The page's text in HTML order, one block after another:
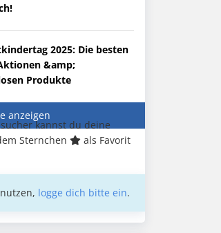
2025: Die besten
&amp;
Produkte
anzeigen
kannst du deine
Sternchen
als Favorit
logge dich bitte ein.